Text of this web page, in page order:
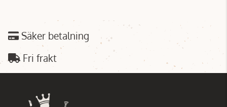
Säker betalning
Fri frakt